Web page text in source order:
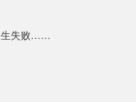
生失败……